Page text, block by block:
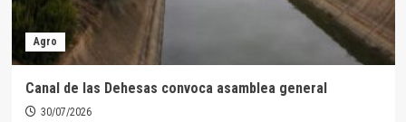
ponía
en
jaque
el
de
la
Agro
Canal de las Dehesas convoca asamblea general
30/07/2026